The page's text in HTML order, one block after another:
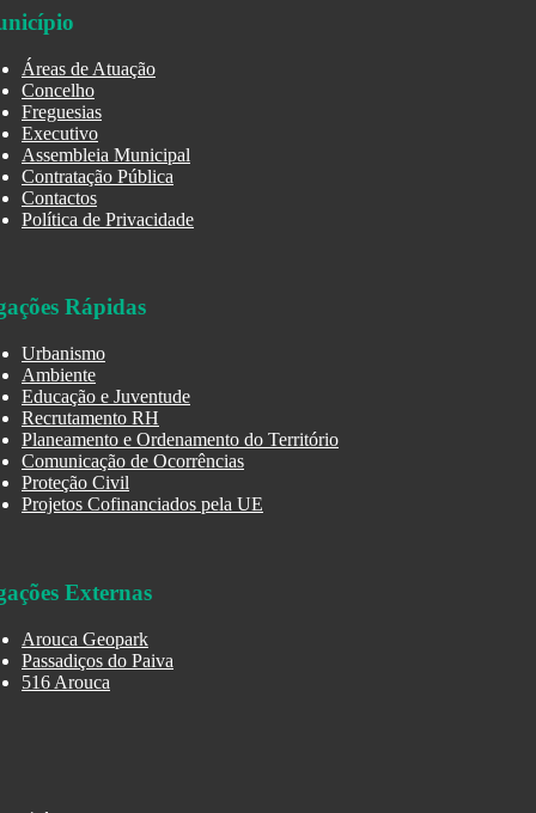
Áreas de Atuação
Concelho
Freguesias
Executivo
Assembleia Municipal
Contratação Pública
Contactos
Política de Privacidade
Rápidas
Urbanismo
Ambiente
Educação e Juventude
Recrutamento RH
Planeamento e Ordenamento do Território
Comunicação de Ocorrências
Proteção Civil
Projetos Cofinanciados pela UE
Externas
Arouca Geopark
Passadiços do Paiva
516 Arouca